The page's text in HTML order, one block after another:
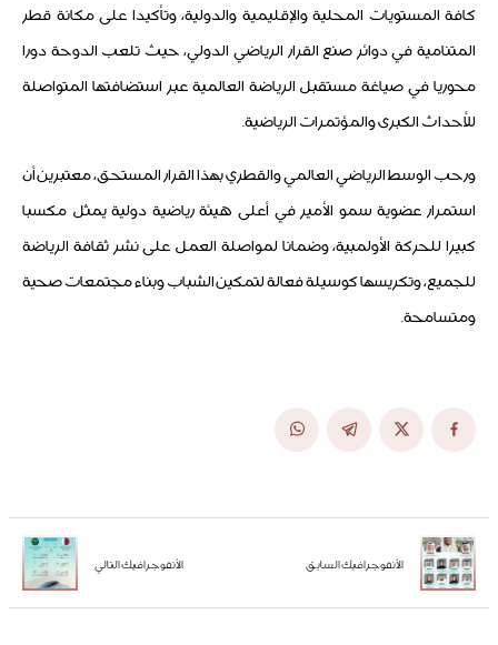
كافة المستويات المحلية والإقليمية والدولية، وتأكيدا على مكانة قطر
المتنامية في دوائر صنع القرار الرياضي الدولي، حيث تلعب الدوحة دورا
محوريا في صياغة مستقبل الرياضة العالمية عبر استضافتها المتواصلة
للأحداث الكبرى والمؤتمرات الرياضية.
ورحب الوسط الرياضي العالمي والقطري بهذا القرار المستحق، معتبرين أن
استمرار عضوية سمو الأمير في أعلى هيئة رياضية دولية يمثل مكسبا
كبيرا للحركة الأولمبية، وضمانا لمواصلة العمل على نشر ثقافة الرياضة
للجميع، وتكريسها كوسيلة فعالة لتمكين الشباب وبناء مجتمعات صحية
ومتسامحة.
الأنفوجرافيك السابق الأنفوجرافيك التالي